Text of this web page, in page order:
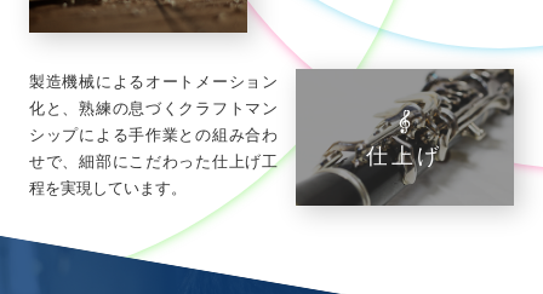
仕上げ
製造機械によるオートメーション
化と、熟練の息づくクラフトマン
シップによる手作業との組み合わ
せで、細部にこだわった仕上げ工
程を実現しています。